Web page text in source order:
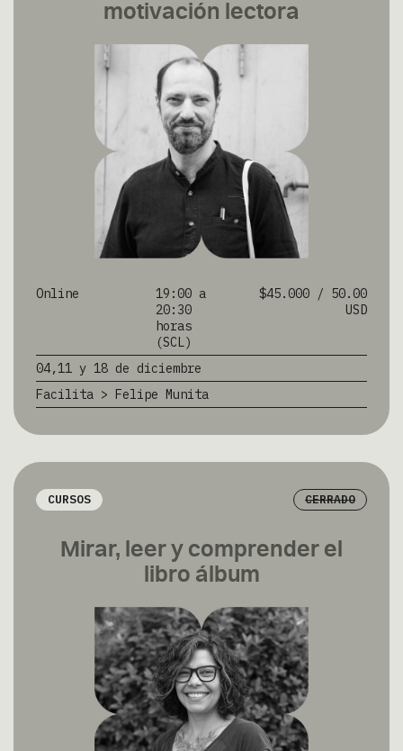
motivación lectora
Online
19:00 a
20:30
horas
(SCL)
$45.000 / 50.00
USD
04,11 y 18 de diciembre
Facilita > Felipe Munita
CURSOS CERRADO
Mirar, leer y comprender el
libro álbum